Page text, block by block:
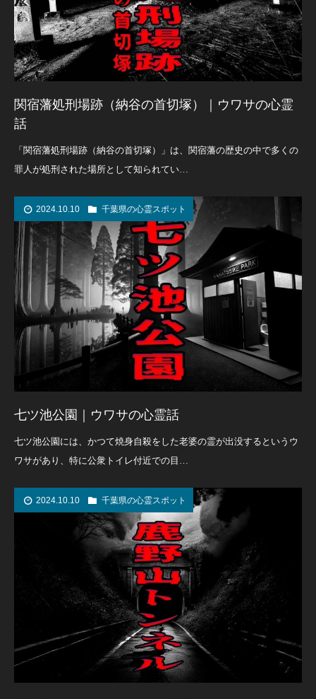
関宿藩処刑場跡（納谷の首切塚）｜ウワサの心霊
話
「関宿藩処刑場跡（納谷の首切塚）」は、関宿藩の歴史の中で多くの
罪人が処刑された場所として知られてい…
2024.10.10 千葉県の心霊スポット
七ツ池公園｜ウワサの心霊話
七ツ池公園には、かつて焼身自殺をした老婆の霊が出没するというウ
ワサがあり、特に公衆トイレ付近での目…
2024.10.10 千葉県の心霊スポット